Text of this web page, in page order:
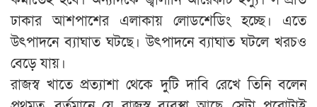
ঢাকার আশপাশের এলাকায় লোডশেডিং হচ্ছে। এতে
উৎপাদনে ব্যাঘাত ঘটছে। উৎপাদনে ব্যাঘাত ঘটলে খরচও
বেড়ে যায়।
রাজস্ব খাতে প্রত্যাশা থেকে দুটি দাবি রেখে তিনি বলেন